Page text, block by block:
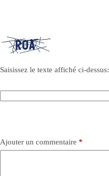
Saisissez le texte affiché ci-dessus:
Ajouter un commentaire *